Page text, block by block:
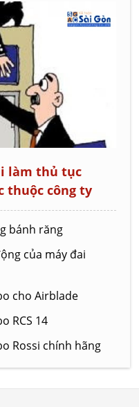
làm thủ tục
thuộc công ty
bánh răng
của máy đai
cho Airblade
RCS 14
Rossi chính hãng